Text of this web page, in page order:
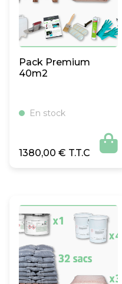
Pack Premium
40m2
En stock
1380,00 € 